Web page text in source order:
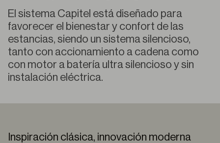
El sistema Capitel está diseñado para
favorecer el bienestar y confort de las
estancias, siendo un sistema silencioso,
tanto con accionamiento a cadena como
con motor a batería ultra silencioso y sin
instalación eléctrica.
Inspiración clásica, innovación moderna